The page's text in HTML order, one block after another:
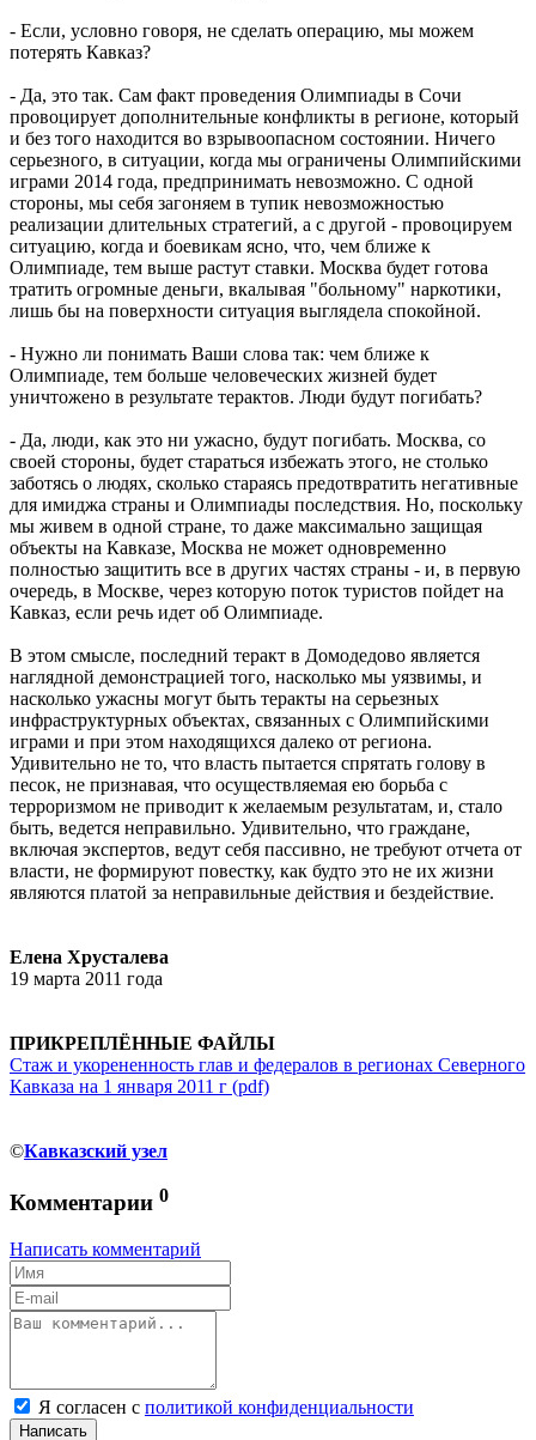
- Если, условно говоря, не сделать операцию, мы можем
потерять Кавказ?
- Да, это так. Сам факт проведения Олимпиады в Сочи
провоцирует дополнительные конфликты в регионе, который
и без того находится во взрывоопасном состоянии. Ничего
серьезного, в ситуации, когда мы ограничены Олимпийскими
играми 2014 года, предпринимать невозможно. С одной
стороны, мы себя загоняем в тупик невозможностью
реализации длительных стратегий, а с другой - провоцируем
ситуацию, когда и боевикам ясно, что, чем ближе к
Олимпиаде, тем выше растут ставки. Москва будет готова
тратить огромные деньги, вкалывая "больному" наркотики,
лишь бы на поверхности ситуация выглядела спокойной.
- Нужно ли понимать Ваши слова так: чем ближе к
Олимпиаде, тем больше человеческих жизней будет
уничтожено в результате терактов. Люди будут погибать?
- Да, люди, как это ни ужасно, будут погибать. Москва, со
своей стороны, будет стараться избежать этого, не столько
заботясь о людях, сколько стараясь предотвратить негативные
для имиджа страны и Олимпиады последствия. Но, поскольку
мы живем в одной стране, то даже максимально защищая
объекты на Кавказе, Москва не может одновременно
полностью защитить все в других частях страны - и, в первую
очередь, в Москве, через которую поток туристов пойдет на
Кавказ, если речь идет об Олимпиаде.
В этом смысле, последний теракт в Домодедово является
наглядной демонстрацией того, насколько мы уязвимы, и
насколько ужасны могут быть теракты на серьезных
инфраструктурных объектах, связанных с Олимпийскими
играми и при этом находящихся далеко от региона.
Удивительно не то, что власть пытается спрятать голову в
песок, не признавая, что осуществляемая ею борьба с
терроризмом не приводит к желаемым результатам, и, стало
быть, ведется неправильно. Удивительно, что граждане,
включая экспертов, ведут себя пассивно, не требуют отчета от
власти, не формируют повестку, как будто это не их жизни
являются платой за неправильные действия и бездействие.
Елена Хрусталева
19 марта 2011 года
ПРИКРЕПЛЁННЫЕ ФАЙЛЫ
Стаж и укорененность глав и федералов в регионах Северного
Кавказа на 1 января 2011 г (pdf)
©Кавказский узел
Комментарии 0
Написать комментарий
Я согласен с политикой конфиденциальности
Написать